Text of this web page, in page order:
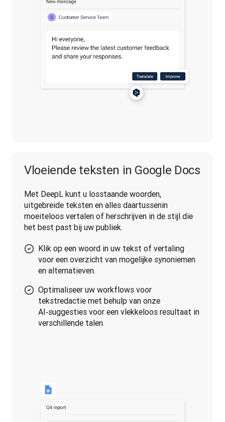
Vloeiende teksten in Google Docs
Met DeepL kunt u losstaande woorden,
uitgebreide teksten en alles daartussenin
moeiteloos vertalen of herschrijven in de stijl die
het best past bij uw publiek.
Klik op een woord in uw tekst of vertaling
voor een overzicht van mogelijke synoniemen
en alternatieven.
Optimaliseer uw workflows voor
tekstredactie met behulp van onze
AI‑suggesties voor een vlekkeloos resultaat in
verschillende talen.